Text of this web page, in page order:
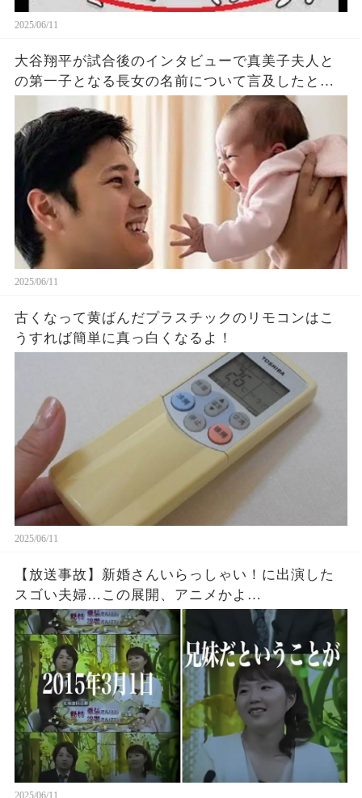
2025/06/11
大谷翔平が試合後のインタビューで真美子夫人と
の第一子となる長女の名前について言及したと話
題に！山本由伸や佐々木朗希は知ってそう！
2025/06/11
古くなって黄ばんだプラスチックのリモコンはこ
うすれば簡単に真っ白くなるよ！
2025/06/11
【放送事故】新婚さんいらっしゃい！に出演した
スゴい夫婦…この展開、アニメかよ…